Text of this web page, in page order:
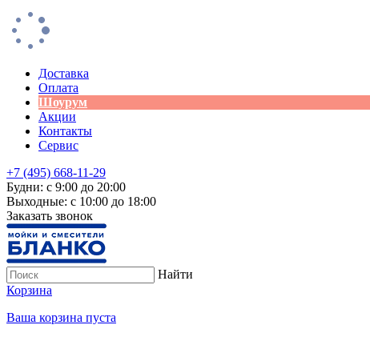
Доставка
Оплата
Шоурум
Акции
Контакты
Сервис
+7 (495) 668-11-29
Будни: с 9:00 до 20:00
Выходные: с 10:00 до 18:00
Заказать звонок
Найти
Корзина
Ваша корзина пуста